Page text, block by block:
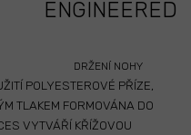
DRŽENÍ NOHY
POLYESTEROVÉ PŘÍZE,
TLAKEM FORMOVÁNA DO
VYTVÁŘÍ KŘÍŽOVOU